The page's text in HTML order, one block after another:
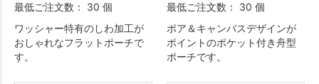
最低ご注文数： 30 個
ワッシャー特有のしわ加工が
おしゃれなフラットポーチで
す。
最低ご注文数： 30 個
ボア＆キャンバスデザインが
ポイントのポケット付き舟型
ポーチです。